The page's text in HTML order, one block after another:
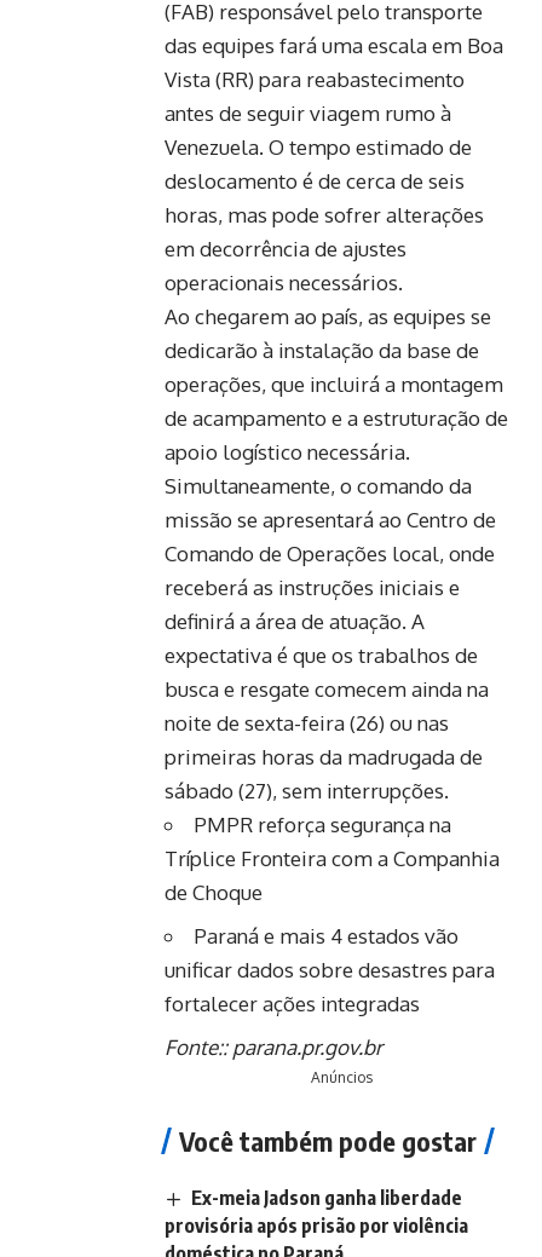
(FAB) responsável pelo transporte
das equipes fará uma escala em Boa
Vista (RR) para reabastecimento
antes de seguir viagem rumo à
Venezuela. O tempo estimado de
deslocamento é de cerca de seis
horas, mas pode sofrer alterações
em decorrência de ajustes
operacionais necessários.
Ao chegarem ao país, as equipes se
dedicarão à instalação da base de
operações, que incluirá a montagem
de acampamento e a estruturação de
apoio logístico necessária.
Simultaneamente, o comando da
missão se apresentará ao Centro de
Comando de Operações local, onde
receberá as instruções iniciais e
definirá a área de atuação. A
expectativa é que os trabalhos de
busca e resgate comecem ainda na
noite de sexta-feira (26) ou nas
primeiras horas da madrugada de
sábado (27), sem interrupções.
PMPR reforça segurança na
Tríplice Fronteira com a Companhia
de Choque
Paraná e mais 4 estados vão
unificar dados sobre desastres para
fortalecer ações integradas
Fonte::parana.pr.gov.br
Anúncios
Você também pode gostar
Ex-meia Jadson ganha liberdade
provisória após prisão por violência